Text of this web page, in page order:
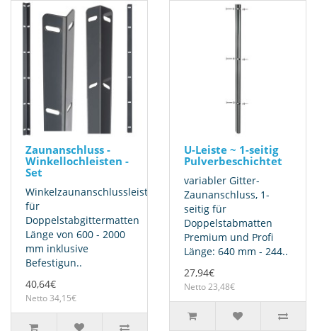
Zaunanschluss -
Winkellochleisten -
Set
Winkelzaunanschlussleiste
für
Doppelstabgittermatten
Länge von 600 - 2000
mm inklusive
Befestigun..
40,64€
Netto 34,15€
U-Leiste ~ 1-seitig
Pulverbeschichtet
variabler Gitter-
Zaunanschluss, 1-
seitig für
Doppelstabmatten
Premium und Profi
Länge: 640 mm - 244..
27,94€
Netto 23,48€